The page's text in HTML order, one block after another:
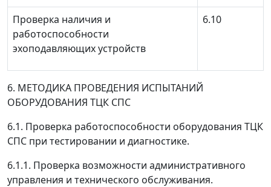
Проверка наличия и
работоспособности
эхоподавляющих устройств
6.10
6. МЕТОДИКА ПРОВЕДЕНИЯ ИСПЫТАНИЙ
ОБОРУДОВАНИЯ ТЦК СПС
6.1. Проверка работоспособности оборудования ТЦК
СПС при тестировании и диагностике.
6.1.1. Проверка возможности административного
управления и технического обслуживания.